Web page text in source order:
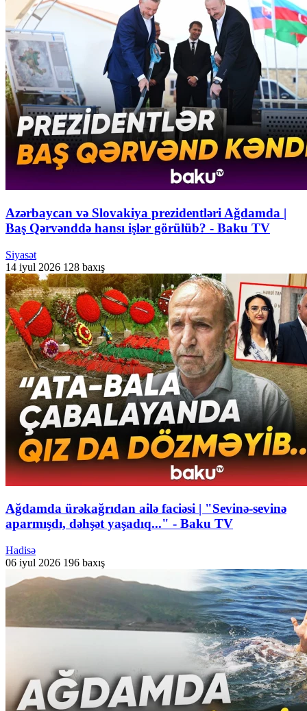
Azərbaycan və Slovakiya prezidentləri Ağdamda |
Baş Qərvənddə hansı işlər görülüb? - Baku TV
Siyasət
14 iyul 2026 128 baxış
Ağdamda ürəkağrıdan ailə faciəsi | "Sevinə-sevinə
aparmışdı, dəhşət yaşadıq..." - Baku TV
Hadisə
06 iyul 2026 196 baxış